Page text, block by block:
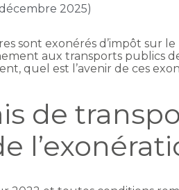
2025)
sont exonérés d’impôt sur
aux transports publics
quel est l’avenir de ces
de